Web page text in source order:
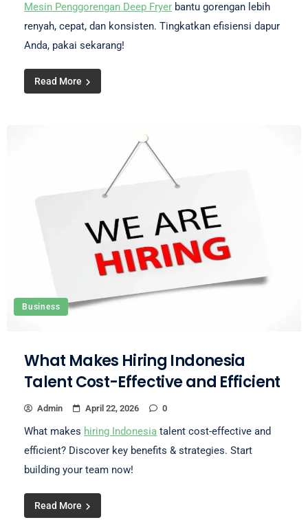
Mesin Penggorengan Deep Fryer bantu gorengan lebih
renyah, cepat, dan konsisten. Tingkatkan efisiensi dapur
Anda, pakai sekarang!
Read More
Business
What Makes Hiring Indonesia
Talent Cost-Effective and Efficient
Admin April 22, 2026 0
What makes hiring Indonesia talent cost-effective and
efficient? Discover key benefits & strategies. Start
building your team now!
Read More